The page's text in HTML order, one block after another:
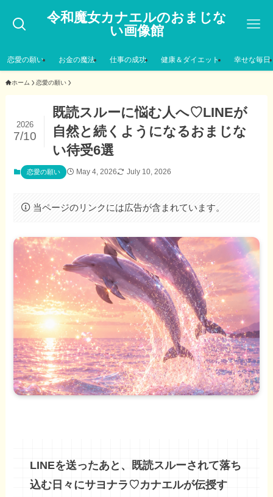
令和魔女カナエルのおまじな
い画像館
恋愛の願い お金の魔法 仕事の成功 健康＆ダイエット 幸せな毎日
ホーム 恋愛の願い
既読スルーに悩む人へ♡LINEが
自然と続くようになるおまじな
い待受6選
2026
7/10
恋愛の願い May 4, 2026 July 10, 2026
当ページのリンクには広告が含まれています。
LINEを送ったあと、既読スルーされて落ち
込む日々にサヨナラ♡カナエルが伝授す